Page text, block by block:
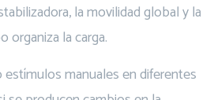
la movilidad global y la
organiza la carga.
estímulos manuales en diferentes